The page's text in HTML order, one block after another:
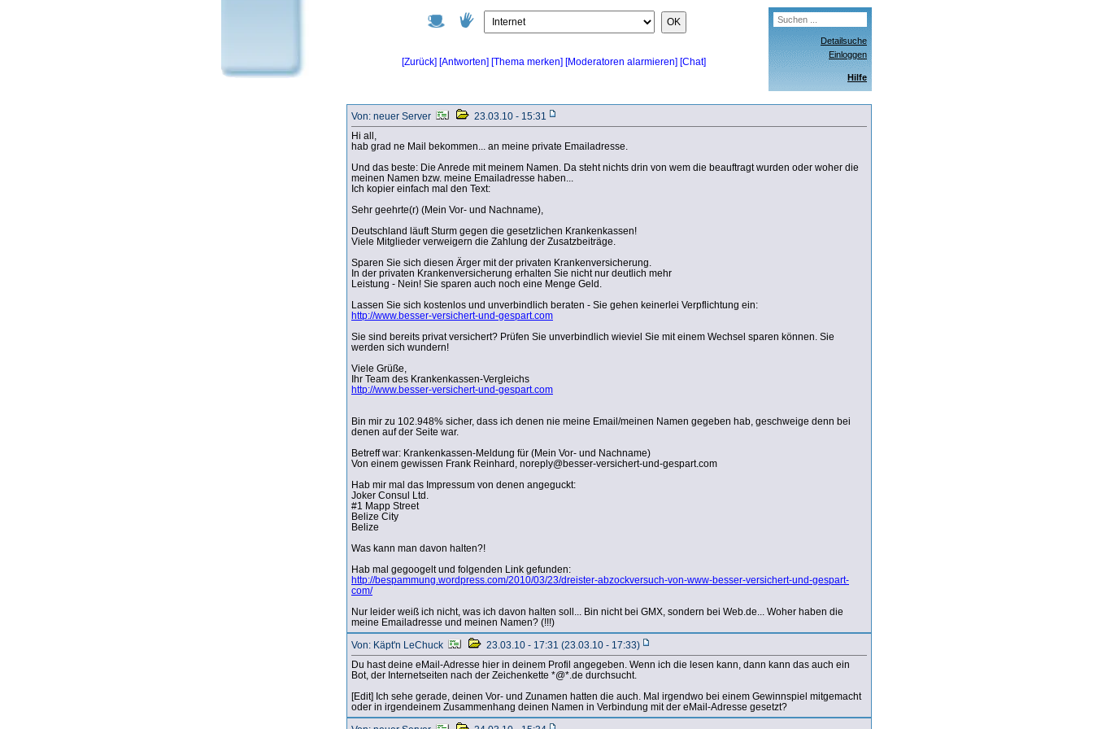
OK
[Zurück] [Antworten] [Thema merken] [Moderatoren alarmieren] [Chat]
Detailsuche
Einloggen
Hilfe
Von: neuer Server
23.03.10 - 15:31
Hi all,
hab grad ne Mail bekommen... an meine private Emailadresse.
Und das beste: Die Anrede mit meinem Namen. Da steht nichts drin von wem die beauftragt wurden oder woher die
meinen Namen bzw. meine Emailadresse haben...
Ich kopier einfach mal den Text:
Sehr geehrte(r) (Mein Vor- und Nachname),
Deutschland läuft Sturm gegen die gesetzlichen Krankenkassen!
Viele Mitglieder verweigern die Zahlung der Zusatzbeiträge.
Sparen Sie sich diesen Ärger mit der privaten Krankenversicherung.
In der privaten Krankenversicherung erhalten Sie nicht nur deutlich mehr
Leistung - Nein! Sie sparen auch noch eine Menge Geld.
Lassen Sie sich kostenlos und unverbindlich beraten - Sie gehen keinerlei Verpflichtung ein:
http://www.besser-versichert-und-gespart.com
Sie sind bereits privat versichert? Prüfen Sie unverbindlich wieviel Sie mit einem Wechsel sparen können. Sie
werden sich wundern!
Viele Grüße,
Ihr Team des Krankenkassen-Vergleichs
http://www.besser-versichert-und-gespart.com
Bin mir zu 102.948% sicher, dass ich denen nie meine Email/meinen Namen gegeben hab, geschweige denn bei
denen auf der Seite war.
Betreff war: Krankenkassen-Meldung für (Mein Vor- und Nachname)
Von einem gewissen Frank Reinhard, noreply@besser-versichert-und-gespart.com
Hab mir mal das Impressum von denen angeguckt:
Joker Consul Ltd.
#1 Mapp Street
Belize City
Belize
Was kann man davon halten?!
Hab mal gegoogelt und folgenden Link gefunden:
http://bespammung.wordpress.com/2010/03/23/dreister-abzockversuch-von-www-besser-versichert-und-gespart-
com/
Nur leider weiß ich nicht, was ich davon halten soll... Bin nicht bei GMX, sondern bei Web.de... Woher haben die
meine Emailadresse und meinen Namen? (!!!)
Von: Käpt'n LeChuck
23.03.10 - 17:31 (23.03.10 - 17:33)
Du hast deine eMail-Adresse hier in deinem Profil angegeben. Wenn ich die lesen kann, dann kann das auch ein
Bot, der Internetseiten nach der Zeichenkette *@*.de durchsucht.
[Edit] Ich sehe gerade, deinen Vor- und Zunamen hatten die auch. Mal irgendwo bei einem Gewinnspiel mitgemacht
oder in irgendeinem Zusammenhang deinen Namen in Verbindung mit der eMail-Adresse gesetzt?